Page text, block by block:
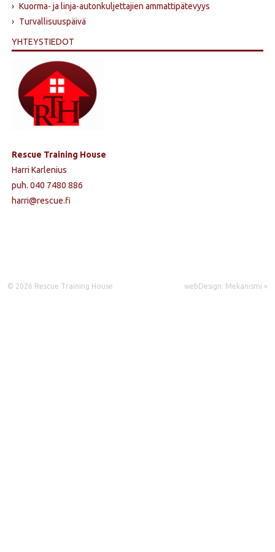
› Kuorma- ja linja-autonkuljettajien ammattipätevyys
› Turvallisuuspäivä
YHTEYSTIEDOT
Rescue Training House
Harri Karlenius
puh. 040 7480 886
harri@rescue.fi
© 2026 Rescue Training House webDesign: Mekanismi »